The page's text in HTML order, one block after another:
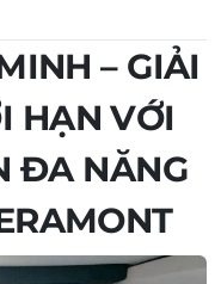
– GIẢI
HẠN VỚI
ĐA NĂNG